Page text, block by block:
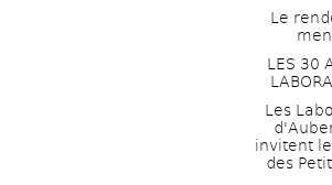
Le
LES 30
Les
invitent
des